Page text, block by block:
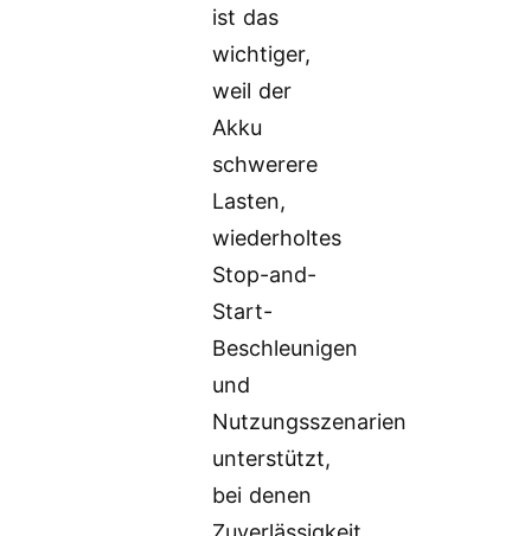
ist das
wichtiger,
weil der
Akku
schwerere
Lasten,
wiederholtes
Stop-and-
Start-
Beschleunigen
und
Nutzungsszenarien
unterstützt,
bei denen